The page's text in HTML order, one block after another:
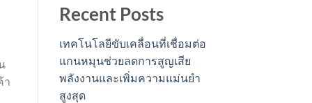
า
Recent Posts
เทคโนโลยีขับเคลื่อนที่เชื่อมต่อ
แกนหมุนช่วยลดการสูญเสีย
พลังงานและเพิ่มความแม่นยำ
สูงสุด